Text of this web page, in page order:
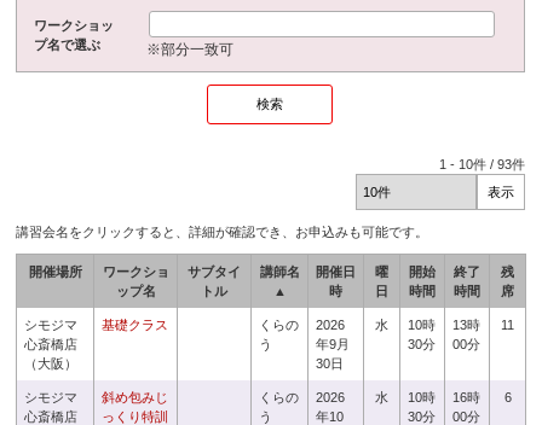
ワークショッ
プ名で選ぶ
※部分一致可
1 - 10件 /93件
講習会名をクリックすると、詳細が確認でき、お申込みも可能です。
開催場所
ワークショ
ップ名
サブタイ
トル
講師名
▲
開催日
時
曜
日
開始
時間
終了
時間
残
席
シモジマ
心斎橋店
（大阪）
基礎クラス
くらの
う
2026
年9月
30日
水
10時
30分
13時
00分
11
シモジマ
心斎橋店
斜め包みじ
っくり特訓
くらの
う
2026
年10
水
10時
30分
16時
00分
6